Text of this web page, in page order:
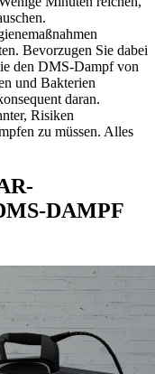
Bevorzugen Sie dabei
den DMS-Dampf von
und Bakterien
daran.
Risiken
zu müssen. Alles
DAMPF